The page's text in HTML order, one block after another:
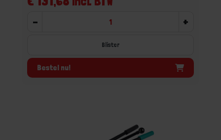
- +
Blister
Bestel nu!